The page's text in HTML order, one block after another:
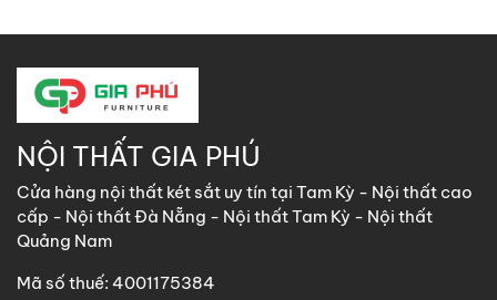
NỘI THẤT GIA PHÚ
Cửa hàng nội thất két sắt uy tín tại Tam Kỳ - Nội thất cao
cấp - Nội thất Đà Nẵng - Nội thất Tam Kỳ - Nội thất
Quảng Nam
Mã số thuế: 4001175384